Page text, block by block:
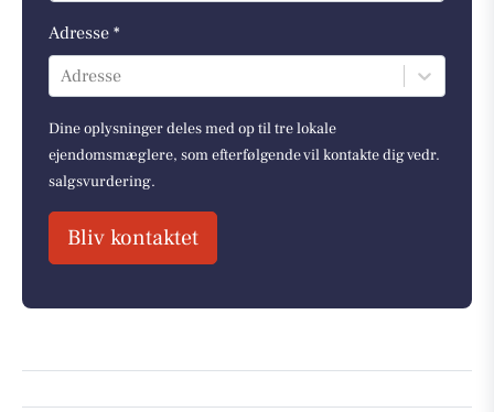
Adresse *
Adresse
Dine oplysninger deles med op til tre lokale
ejendomsmæglere, som efterfølgende vil kontakte dig vedr.
salgsvurdering.
Bliv kontaktet